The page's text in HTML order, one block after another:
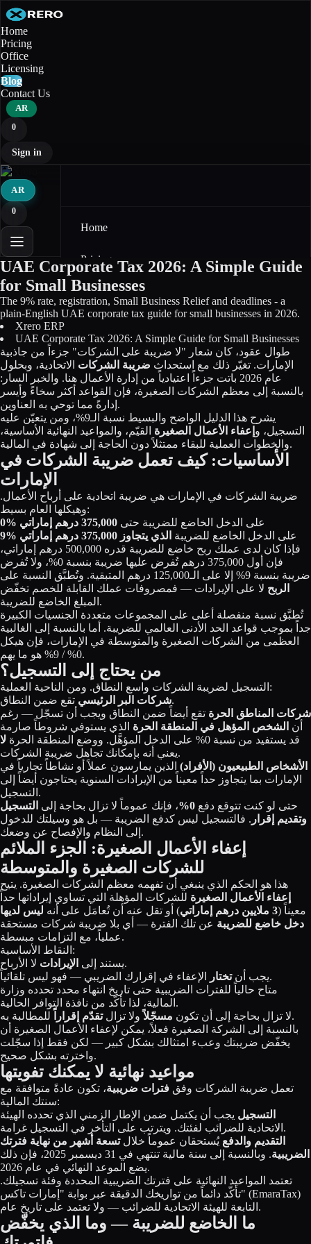
Home
Pricing
Office
Licensing
Blog
Contact Us
AR
0
Sign in
AR
0
Home
Pricing
Office
Licensing
Blog
Contact Us
Sign in
UAE Corporate Tax 2026: A Simple Guide
for Small Businesses
The 9% rate, registration, Small Business Relief and deadlines - a
plain-English UAE corporate tax guide for small businesses in 2026.
Xrero ERP
UAE Corporate Tax 2026: A Simple Guide for Small Businesses
طوال عقود، كان شعار "لا ضريبة على الشركات" جزءاً من جاذبية
الإمارات. تغيّر ذلك مع استحداث ضريبة الشركات الاتحادية، وبحلول
عام 2026 باتت جزءاً اعتيادياً من إدارة الأعمال هنا. والخبر السار:
بالنسبة إلى معظم الشركات الصغيرة، فإن القواعد أكثر سخاءً وأيسر
إدارةً مما توحي به العناوين.
يشرح هذا الدليل الواضح والبسيط نسبة الـ9%، ومن يتعيّن عليه
التسجيل، و إعفاء الأعمال الصغيرة القيّم، والمواعيد النهائية الأساسية،
والخطوات العملية للبقاء ممتثلاً دون الحاجة إلى شهادة في المالية.
الأساسيات: كيف تعمل ضريبة الشركات في
الإمارات
ضريبة الشركات في الإمارات هي ضريبة اتحادية على أرباح الأعمال.
وهيكلها العام بسيط:
0%
على الدخل الخاضع للضريبة حتى 375,000 درهم إماراتي
9%
على الدخل الخاضع للضريبة الذي يتجاوز 375,000 درهم إماراتي
فإذا كان لدى عملك ربح خاضع للضريبة قدره 500,000 درهم إماراتي،
فإن أول 375,000 درهم تُفرض عليها ضريبة بنسبة 0%، ولا تُفرض
ضريبة بنسبة 9% إلا على الـ125,000 درهم المتبقية. وتُطبَّق النسبة على
الربح لا على الإيرادات — فمصروفات عملك القابلة للخصم تخفّض
المبلغ الخاضع للضريبة.
تُطبَّق نسبة منفصلة أعلى على المجموعات متعددة الجنسيات الكبيرة
جداً بموجب قواعد الحد الأدنى العالمي للضريبة. أما بالنسبة إلى الغالبية
العظمى من الشركات الصغيرة والمتوسطة في الإمارات، فإن هيكل
0% / 9% هو ما يهم.
من يحتاج إلى التسجيل؟
التسجيل لضريبة الشركات واسع النطاق. ومن الناحية العملية:
شركات البر الرئيسيتقع ضمن النطاق.
شركات المناطق الحرة تقع أيضاً ضمن النطاق ويجب أن تسجّل — رغم
أن الشخص المؤهل في المنطقة الحرة الذي يستوفي شروطاً صارمة
قد يستفيد من نسبة 0% على الدخل المؤهَّل. ووضع المنطقة الحرة
لا
يعني أنه بإمكانك تجاهل ضريبة الشركات.
الأشخاص الطبيعيون (الأفراد) الذين يمارسون عملاً أو نشاطاً تجارياً في
الإمارات بما يتجاوز حداً معيناً من الإيرادات السنوية يحتاجون أيضاً إلى
التسجيل.
حتى لو كنت تتوقع دفع 0% ، فإنك عموماً لا تزال بحاجة إلى التسجيل
وتقديم إقرار . فالتسجيل ليس كدفع الضريبة — بل هو وسيلتك للدخول
إلى النظام والإفصاح عن وضعك.
إعفاء الأعمال الصغيرة: الجزء الملائم
للشركات الصغيرة والمتوسطة
هذا هو الحكم الذي ينبغي أن تفهمه معظم الشركات الصغيرة. يتيح
إعفاء الأعمال الصغيرة للشركات المؤهلة التي تساوي إيراداتها حداً
معيناً (3 ملايين درهم إماراتي ) أو تقل عنه أن تُعامَل على أنه ليس لديها
دخل خاضع للضريبة عن تلك الفترة — أي بلا ضريبة شركات مستحقة
عملياً، مع التزامات مبسطة.
النقاط الأساسية:
يستند إلى الإيرادات
لا الأرباح.
يجب أنتختار
الإعفاء في إقرارك الضريبي — فهو ليس تلقائياً.
متاح حالياً للفترات الضريبية حتى تاريخ انتهاء محدد تحدده وزارة
المالية، لذا تأكّد من نافذة التوافر الحالية.
لا تزال بحاجة إلى أن تكون مسجّلاًولا تزالتقدّم إقراراً
للمطالبة به.
بالنسبة إلى الشركة الصغيرة فعلاً، يمكن لإعفاء الأعمال الصغيرة أن
يخفّض ضريبتك وعبء امتثالك بشكل كبير — لكن فقط إذا سجّلت
واخترته بشكل صحيح.
مواعيد نهائية لا يمكنك تفويتها
تعمل ضريبة الشركات وفق فترات ضريبية، تكون عادةً متوافقة مع
سنتك المالية:
التسجيل يجب أن يكتمل ضمن الإطار الزمني الذي تحدده الهيئة
الاتحادية للضرائب لفئتك. ويترتب على التأخر في التسجيل غرامة.
التقديم والدفع يُستحقان عموماً خلالتسعة أشهر من نهاية فترتك
الضريبية
. وبالنسبة إلى سنة مالية تنتهي في 31 ديسمبر 2025، فإن ذلك
يضع الموعد النهائي في عام 2026.
تعتمد المواعيد النهائية على فترتك الضريبية المحددة وفئة تسجيلك.
تأكّد دائماً من تواريخك الدقيقة عبر بوابة "إمارات تاكس" (EmaraTax)
التابعة للهيئة الاتحادية للضرائب — ولا تعتمد على تاريخ عام.
ما الخاضع للضريبة — وما الذي يخفّض